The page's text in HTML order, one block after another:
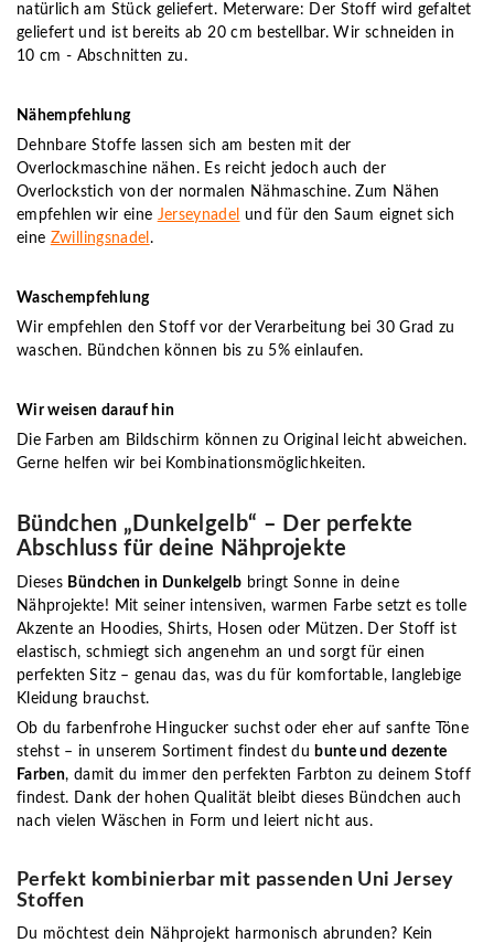
natürlich am Stück geliefert. Meterware: Der Stoff wird gefaltet
geliefert und ist bereits ab 20 cm bestellbar. Wir schneiden in
10 cm - Abschnitten zu.
Nähempfehlung
Dehnbare Stoffe lassen sich am besten mit der
Overlockmaschine nähen. Es reicht jedoch auch der
Overlockstich von der normalen Nähmaschine. Zum Nähen
empfehlen wir eine Jerseynadel
und für den Saum eignet sich
eine Zwillingsnadel .
Waschempfehlung
Wir empfehlen den Stoff vor der Verarbeitung bei 30 Grad zu
waschen. Bündchen können bis zu 5% einlaufen.
Wir weisen darauf hin
Die Farben am Bildschirm können zu Original leicht abweichen.
Gerne helfen wir bei Kombinationsmöglichkeiten.
Bündchen „Dunkelgelb“ – Der perfekte
Abschluss für deine Nähprojekte
Dieses Bündchen in Dunkelgelb bringt Sonne in deine
Nähprojekte! Mit seiner intensiven, warmen Farbe setzt es tolle
Akzente an Hoodies, Shirts, Hosen oder Mützen. Der Stoff ist
elastisch, schmiegt sich angenehm an und sorgt für einen
perfekten Sitz – genau das, was du für komfortable, langlebige
Kleidung brauchst.
Ob du farbenfrohe Hingucker suchst oder eher auf sanfte Töne
stehst – in unserem Sortiment findest du bunte und dezente
Farben, damit du immer den perfekten Farbton zu deinem Stoff
findest. Dank der hohen Qualität bleibt dieses Bündchen auch
nach vielen Wäschen in Form und leiert nicht aus.
Perfekt kombinierbar mit passenden Uni Jersey
Stoffen
Du möchtest dein Nähprojekt harmonisch abrunden? Kein